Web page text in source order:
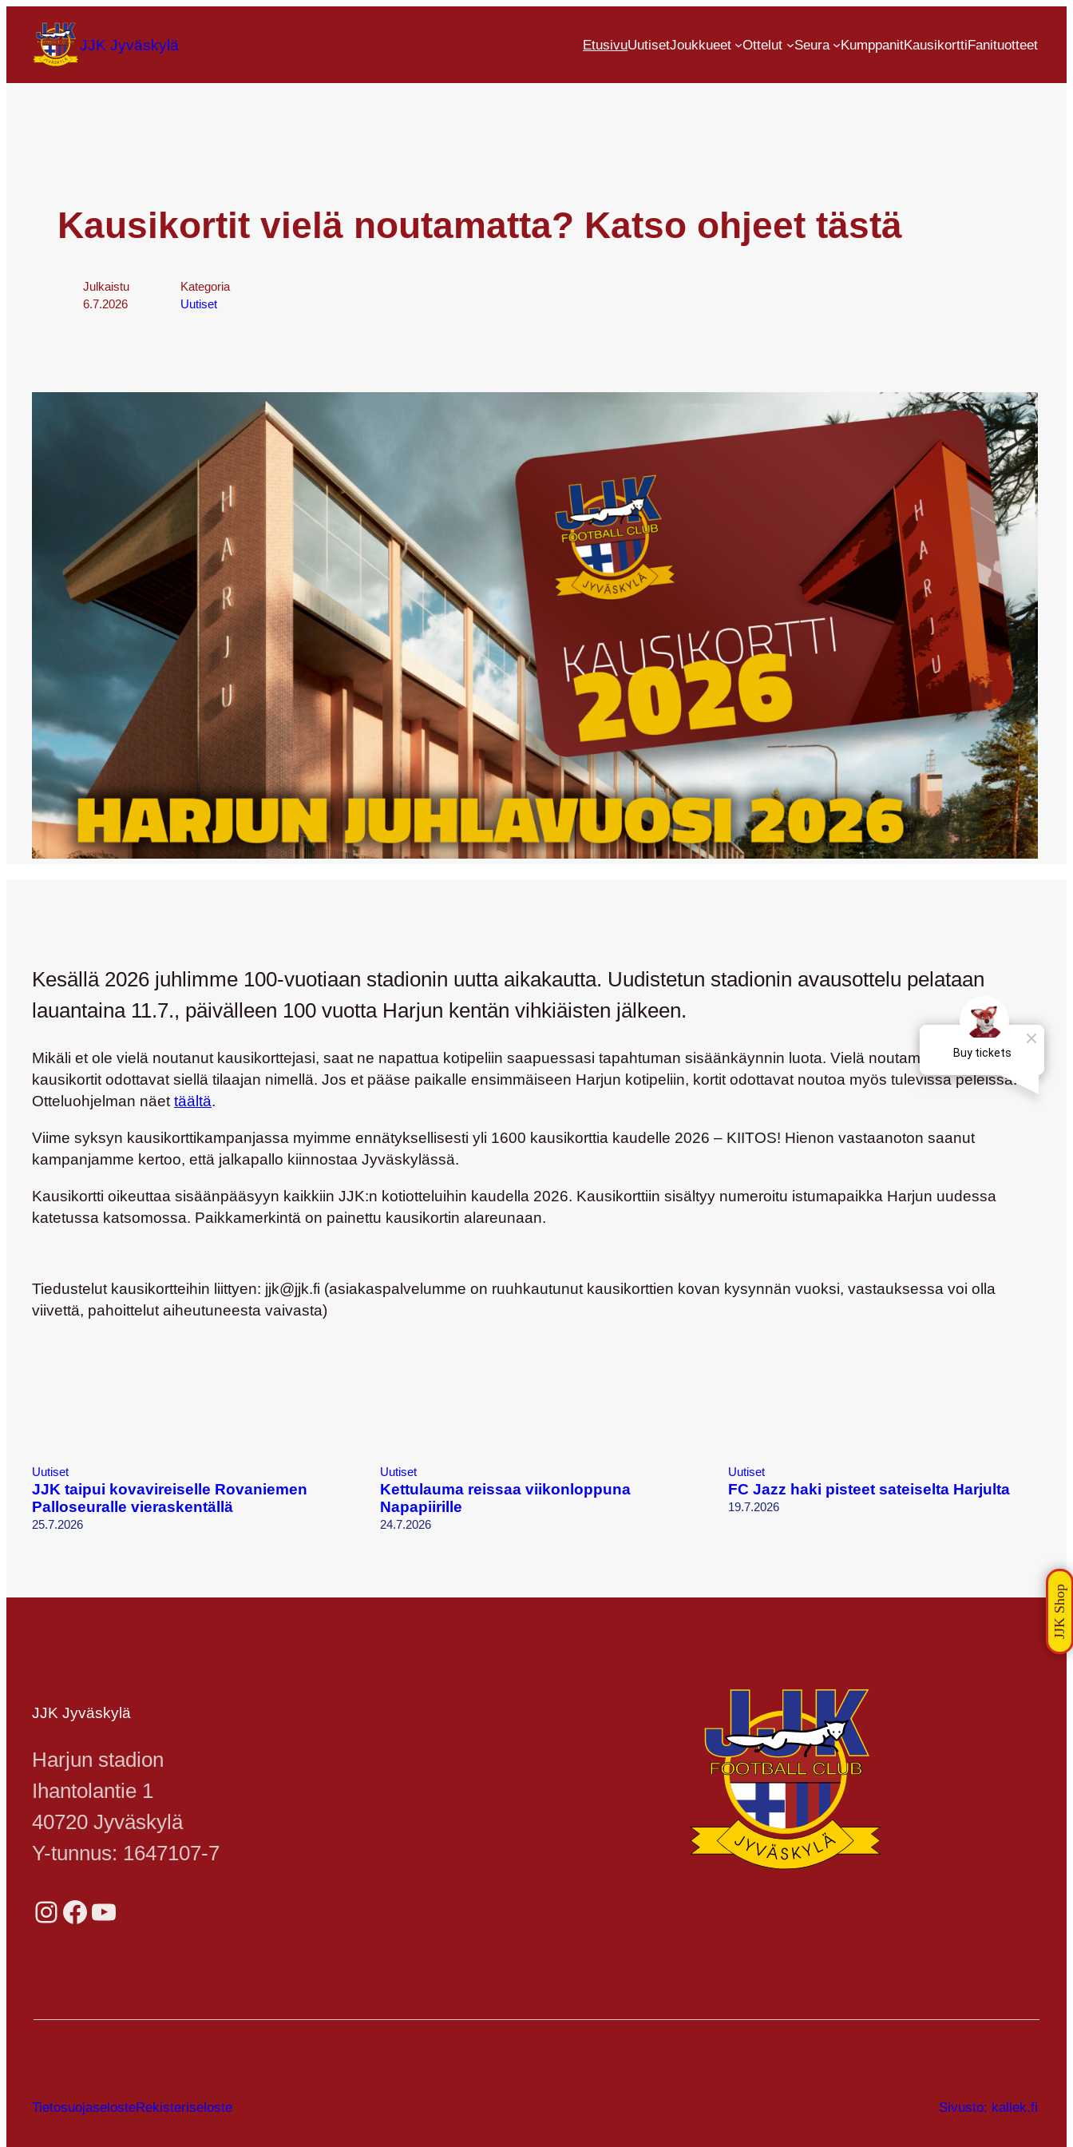
JJK Jyväskylä EtusivuUutisetJoukkueet Ottelut Seura KumppanitKausikorttiFanituotteet
Kausikortit vielä noutamatta? Katso ohjeet tästä
Julkaistu
6.7.2026
Kategoria
Uutiset
Kesällä 2026 juhlimme 100-vuotiaan stadionin uutta aikakautta. Uudistetun stadionin avausottelu pelataan
lauantaina 11.7., päivälleen 100 vuotta Harjun kentän vihkiäisten jälkeen.
Mikäli et ole vielä noutanut kausikorttejasi, saat ne napattua kotipeliin saapuessasi tapahtuman sisäänkäynnin luota. Vielä noutamatta olevat
kausikortit odottavat siellä tilaajan nimellä. Jos et pääse paikalle ensimmäiseen Harjun kotipeliin, kortit odottavat noutoa myös tulevissa peleissä.
Otteluohjelman näettäältä.
Viime syksyn kausikorttikampanjassa myimme ennätyksellisesti yli 1600 kausikorttia kaudelle 2026 – KIITOS! Hienon vastaanoton saanut
kampanjamme kertoo, että jalkapallo kiinnostaa Jyväskylässä.
Kausikortti oikeuttaa sisäänpääsyyn kaikkiin JJK:n kotiotteluihin kaudella 2026. Kausikorttiin sisältyy numeroitu istumapaikka Harjun uudessa
katetussa katsomossa. Paikkamerkintä on painettu kausikortin alareunaan.
Tiedustelut kausikortteihin liittyen: jjk@jjk.fi (asiakaspalvelumme on ruuhkautunut kausikorttien kovan kysynnän vuoksi, vastauksessa voi olla
viivettä, pahoittelut aiheutuneesta vaivasta)
Uutiset
JJK taipui kovavireiselle Rovaniemen
Palloseuralle vieraskentällä
25.7.2026
Uutiset
Kettulauma reissaa viikonloppuna
Napapiirille
24.7.2026
Uutiset
FC Jazz haki pisteet sateiselta Harjulta
19.7.2026
JJK Jyväskylä
Harjun stadion
Ihantolantie 1
40720 Jyväskylä
Y-tunnus: 1647107-7
Instagram Facebook YouTube
TietosuojaselosteRekisteriseloste Sivusto: kallek.fi